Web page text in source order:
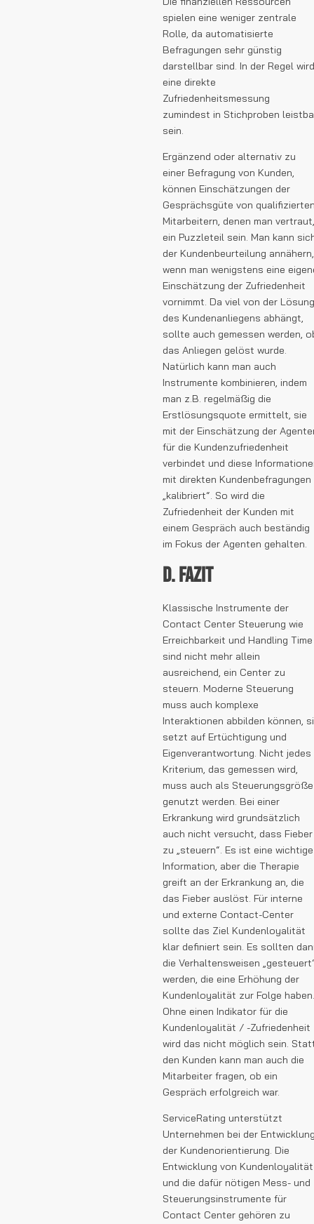
spielen eine weniger zentrale
Rolle, da automatisierte
Befragungen sehr günstig
darstellbar sind. In der Regel wird
eine direkte
Zufriedenheitsmessung
zumindest in Stichproben
sein.
Ergänzend oder alternativ zu
einer Befragung von Kunden,
können Einschätzungen der
Gesprächsgüte von
Mitarbeitern, denen man vertraut,
ein Puzzleteil sein. Man kann
der Kundenbeurteilung annähern,
wenn man wenigstens eine
Einschätzung der Zufriedenheit
vornimmt. Da viel von der Lösung
des Kundenanliegens abhängt,
sollte auch gemessen werden,
das Anliegen gelöst wurde.
Natürlich kann man auch
Instrumente kombinieren, indem
man z.B. regelmäßig die
Erstlösungsquote ermittelt, sie
mit der Einschätzung der
für die Kundenzufriedenheit
verbindet und diese
mit direkten Kundenbefragungen
„kalibriert“. So wird die
Zufriedenheit der Kunden mit
einem Gespräch auch beständig
im Fokus der Agenten gehalten.
D. Fazit
Klassische Instrumente der
Contact Center Steuerung wie
Erreichbarkeit und Handling Time
sind nicht mehr allein
ausreichend, ein Center zu
steuern. Moderne Steuerung
muss auch komplexe
Interaktionen abbilden können,
setzt auf Ertüchtigung und
Eigenverantwortung. Nicht jedes
Kriterium, das gemessen wird,
muss auch als Steuerungsgröße
genutzt werden. Bei einer
Erkrankung wird grundsätzlich
auch nicht versucht, dass Fieber
zu „steuern“. Es ist eine wichtige
Information, aber die Therapie
greift an der Erkrankung an, die
das Fieber auslöst. Für interne
und externe Contact-Center
sollte das Ziel Kundenloyalität
klar definiert sein. Es sollten
die Verhaltensweisen
werden, die eine Erhöhung der
Kundenloyalität zur Folge haben.
Ohne einen Indikator für die
Kundenloyalität / -Zufriedenheit
wird das nicht möglich sein.
den Kunden kann man auch die
Mitarbeiter fragen, ob ein
Gespräch erfolgreich war.
ServiceRating unterstützt
Unternehmen bei der
der Kundenorientierung. Die
Entwicklung von Kundenloyalität
und die dafür nötigen Mess- und
Steuerungsinstrumente für
Contact Center gehören zu